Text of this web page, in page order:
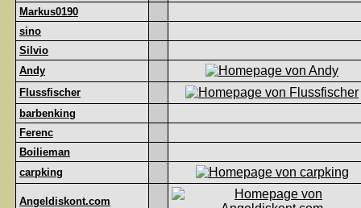
Markus0190
sino
Silvio
Andy
Flussfischer
barbenking
Ferenc
Boilieman
carpking
Angeldiskont.com